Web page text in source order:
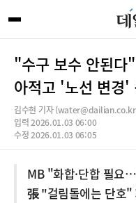
"수구 보수 안된
아적고 '노선 변경'
김수현 기자
입력 2026.01.03 06:00
수정 2026.01.03 06:05
MB "화합·단합 필요
張 "걸림돌에는 단호"